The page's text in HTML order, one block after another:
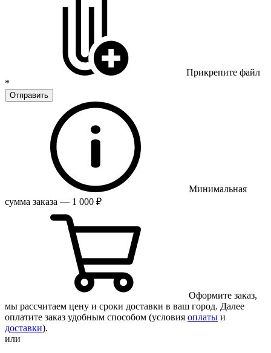
Прикрепите файл
*
Отправить
Минимальная
сумма заказа — 1 000 ₽
Оформите заказ,
мы рассчитаем цену и сроки доставки в ваш город. Далее
оплатите заказ удобным способом (условия оплаты и
доставки).
или